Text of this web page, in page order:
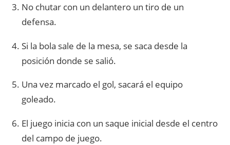
No chutar con un delantero un tiro de un
defensa.
Si la bola sale de la mesa, se saca desde la
posición donde se salió.
Una vez marcado el gol, sacará el equipo
goleado.
El juego inicia con un saque inicial desde el centro
del campo de juego.